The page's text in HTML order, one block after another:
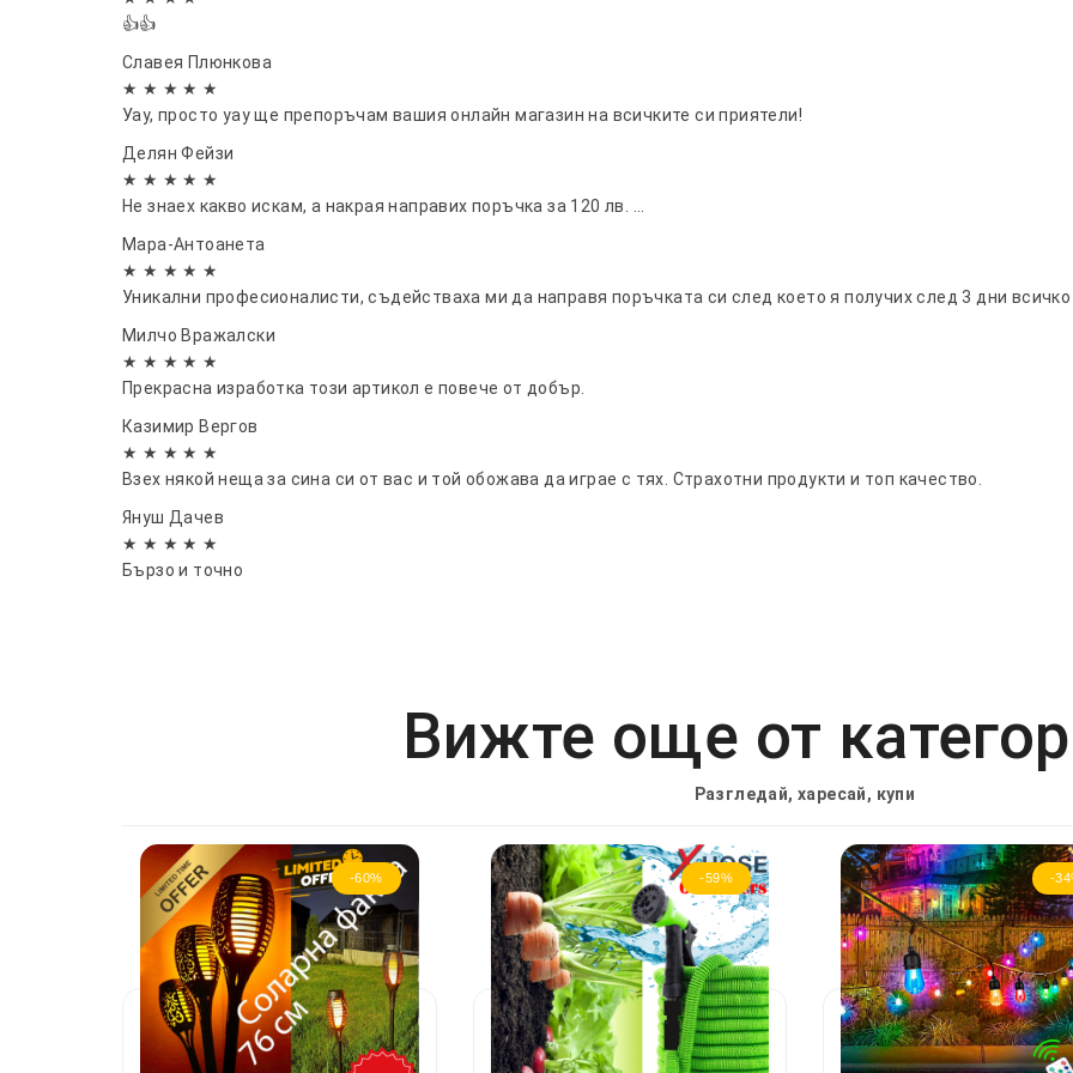
Не очаквайте след минаване с уреда повърхностите да изсъхват веднага. Силата на
и дезинфекцията с пара. НЕ В СЪХНЕНЕТО НА ИЗПОЛЗВАНАТА ВОДА. За
водонеустойчиви и други паркети) НЕ ЗАДЪРЖАЙТЕ МОПА НА ЕДНО МЯСТО, НЕ
МИНАВАНЕ. Промоклуб не поема отговорност за количеството на остатъчна влагa след STEAM
случай не е за професионална употреба.
👍👍
Славея Плюнкова
★ ★ ★ ★ ★
Уау, просто уау ще препоръчам вашия онлайн магазин на всичките си приятели!
Делян Фейзи
★ ★ ★ ★ ★
Не знаех какво искам, а накрая направих поръчка за 120 лв. …
Мара-Антоанета
★ ★ ★ ★ ★
Уникални професионалисти, съдействаха ми да направя поръчката си след което я получих след 3 дни
Милчо Вражалски
★ ★ ★ ★ ★
Прекрасна изработка този артикол е повече от добър.
Казимир Вергов
★ ★ ★ ★ ★
Взех някой неща за сина си от вас и той обожава да играе с тях. Страхотни продукти и топ качество.
Януш Дачев
★ ★ ★ ★ ★
Бързо и точно
Вижте още от
Разгледай, харесай, купи
-60% -59% -